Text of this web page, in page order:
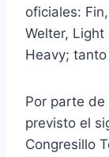
oficiales:
Welter,
Heavy;
Por parte
previsto el
Congresillo